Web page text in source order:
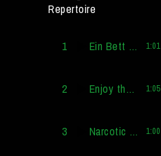
Repertoire
1 Ein Bett im Kornfeld Cover Demo 1:01
2 Enjoy the Silence Cover Demo 1:05
3 Narcotic Cover Demo 1:00